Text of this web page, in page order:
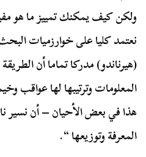
ولكن كيف يمكنك تمييز ما هو
نعتمد كليا على خوارزميات
(هيرناندو) مدركا تماما أن
المعلومات وترتيبها لها عواقب
هذا في بعض الأحيان – أن نسير
المعرفة وتوزيعها “.